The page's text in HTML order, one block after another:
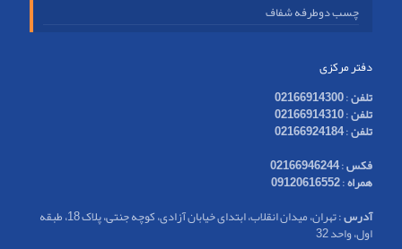
چسب دوطرفه شفاف
دفتر مرکزی
تلفن:
02166914300
تلفن:
02166914310
تلفن:
02166924184
فکس:
02166946244
همراه:
09120616552
آدرس
: تهران، میدان انقلاب، ابتدای خیابان آزادی، کوچه جنتی، پلاک 18، طبقه
اول، واحد 32